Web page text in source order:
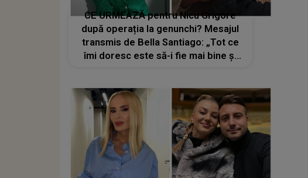
CE URMEAZĂ pentru Nicu Grigore
după operația la genunchi? Mesajul
transmis de Bella Santiago: „Tot ce
îmi doresc este să-i fie mai bine și